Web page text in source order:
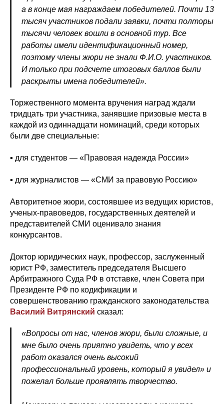
а в конце мая награждаем победителей. Почти 13
тысяч участников подали заявки, почти полторы
тысячи человек вошли в основной тур. Все
работы имели идентификационный номер,
поэтому члены жюри не знали Ф.И.О. участников.
И только при подсчете итоговых баллов были
раскрыты имена победителей».
Торжественного момента вручения наград ждали
тридцать три участника, занявшие призовые места в
каждой из одиннадцати номинаций, среди которых
были две специальные:
▪️ для студентов — «Правовая надежда России»
▪️ для журналистов — «СМИ за правовую Россию»
Авторитетное жюри, состоявшее из ведущих юристов,
ученых-правоведов, государственных деятелей и
представителей СМИ оценивало знания
конкурсантов.
Доктор юридических наук, профессор, заслуженный
юрист РФ, заместитель председателя Высшего
Арбитражного Суда РФ в отставке, член Совета при
Президенте РФ по кодификации и
совершенствованию гражданского законодательства
Василий Витрянский сказал:
«Вопросы от нас, членов жюри, были сложные, и
мне было очень приятно увидеть, что у всех
работ оказался очень высокий
профессиональный уровень, который я увидел» и
пожелал больше проявлять творчество.